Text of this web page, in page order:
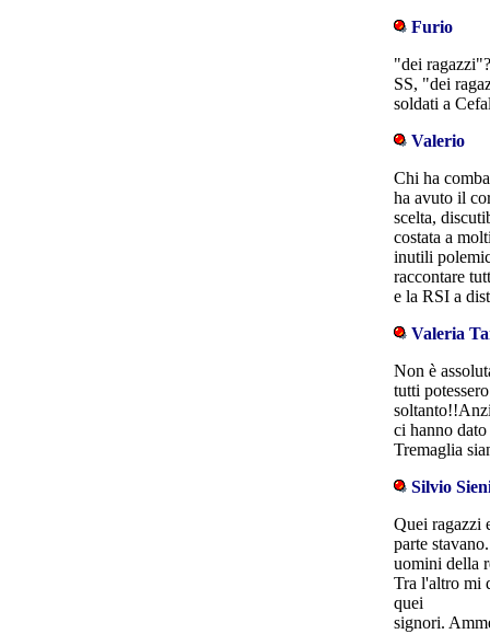
Furio
"dei
SS, "dei
soldati a
Valerio
Chi ha
ha avuto il
scelta,
costata a
inutili
raccontare
e la RSI a
Valeria
Non è
tutti
ci hanno
Tremaglia
Silvio
Quei ragazzi
parte
uomini della
Tra l'altro mi
quei
signori.